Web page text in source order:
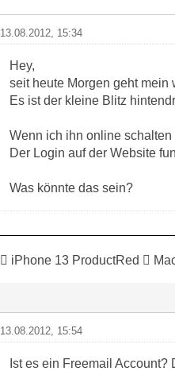
13.08.2012, 15:34
Hey,
seit heute Morgen geht mein
Es ist der kleine Blitz
Wenn ich ihn online
Der Login auf der Website
Was könnte das sein?
 iPhone 13 ProductRed 
13.08.2012, 15:54
Ist es ein Freemail